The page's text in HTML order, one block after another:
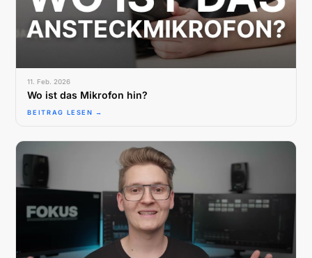
11. Feb. 2026
Wo ist das Mikrofon hin?
BEITRAG LESEN →